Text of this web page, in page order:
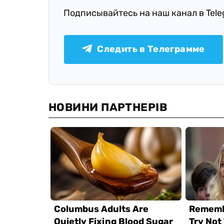
Подписывайтесь на наш канал в
Следить в Телеграмме